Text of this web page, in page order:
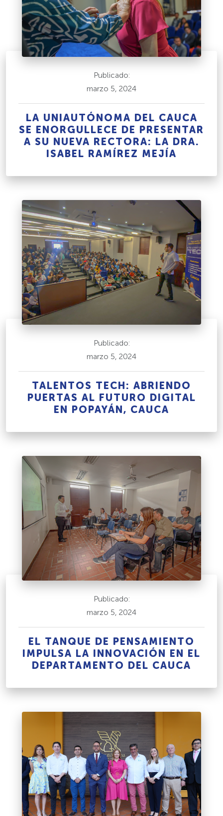
Publicado:
marzo 5, 2024
LA UNIAUTÓNOMA DEL CAUCA
SE ENORGULLECE DE PRESENTAR
A SU NUEVA RECTORA: LA DRA.
ISABEL RAMÍREZ MEJÍA
Publicado:
marzo 5, 2024
TALENTOS TECH: ABRIENDO
PUERTAS AL FUTURO DIGITAL
EN POPAYÁN, CAUCA
Publicado:
marzo 5, 2024
EL TANQUE DE PENSAMIENTO
IMPULSA LA INNOVACIÓN EN EL
DEPARTAMENTO DEL CAUCA